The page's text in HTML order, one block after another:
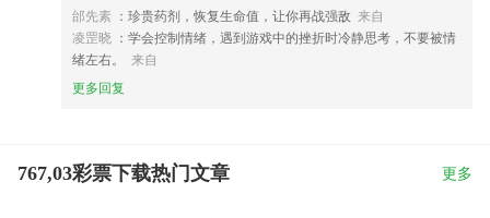
邰先素 ：珍贵药剂，恢复生命值，让你再战强敌 来自
凌罡晓 ：学会控制情绪，遇到游戏中的挫折时冷静思考，不要被情
绪左右。
来自
更多回复
767,03彩票下载热门文章 更多